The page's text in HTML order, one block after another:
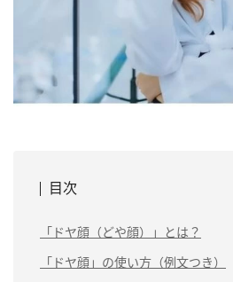
目次
「ドヤ顔（どや顔）」とは？
「ドヤ顔」の使い方（例文つき）